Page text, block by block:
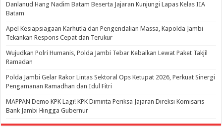
Danlanud Hang Nadim Batam Beserta Jajaran Kunjungi Lapas Kelas IIA
Batam
Apel Kesiapsiagaan Karhutla dan Pengendalian Massa, Kapolda Jambi
Tekankan Respons Cepat dan Terukur
Wujudkan Polri Humanis, Polda Jambi Tebar Kebaikan Lewat Paket Takjil
Ramadan
Polda Jambi Gelar Rakor Lintas Sektoral Ops Ketupat 2026, Perkuat Sinergi
Pengamanan Ramadhan dan Idul Fitri
‎MAPPAN Demo KPK Lagi! KPK Diminta Periksa Jajaran Direksi Komisaris
Bank Jambi Hingga Gubernur ‎